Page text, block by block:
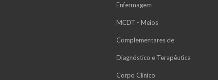
Enfermagem
MCDT - Meios
Complementares de
Diagnóstico e Terapêutica
Corpo Clínico